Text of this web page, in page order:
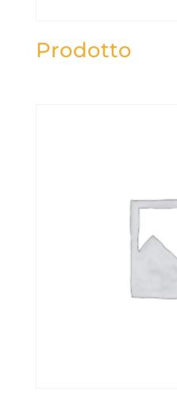
Prodotto